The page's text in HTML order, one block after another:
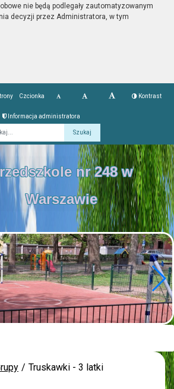
nie będą podlegały zautomatyzowanym
decyzji przez Administratora, w tym
Czcionka Kontrast
Informacja administratora
nr 248 w
Warszawie
Truskawki - 3 latki